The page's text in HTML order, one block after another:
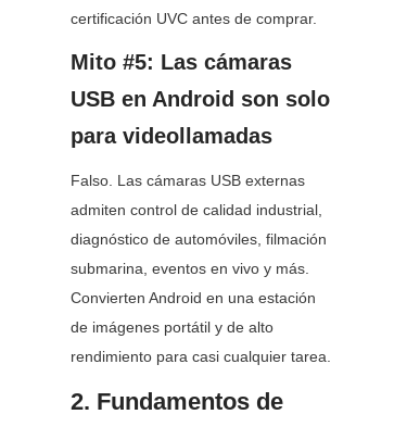
certificación UVC antes de comprar.
Mito #5: Las cámaras
USB en Android son solo
para videollamadas
Falso. Las cámaras USB externas
admiten control de calidad industrial,
diagnóstico de automóviles, filmación
submarina, eventos en vivo y más.
Convierten Android en una estación
de imágenes portátil y de alto
rendimiento para casi cualquier tarea.
2. Fundamentos de